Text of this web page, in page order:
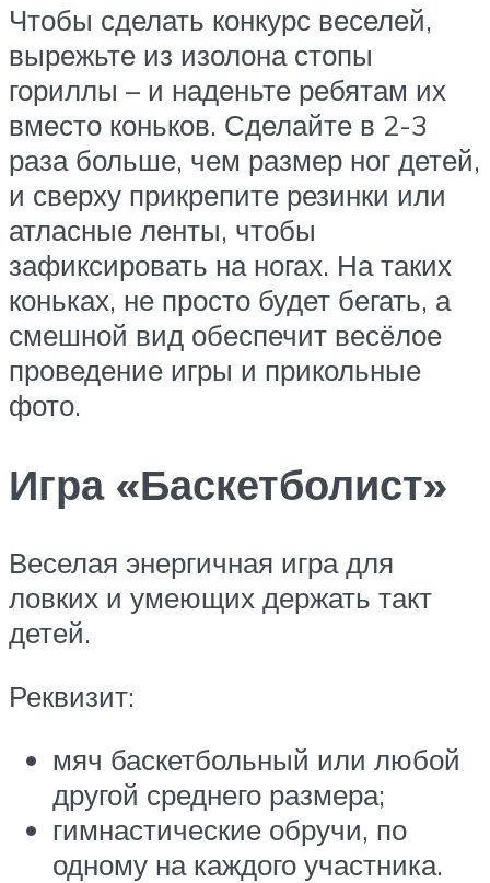
Чтобы сделать конкурс веселей,
вырежьте из изолона стопы
гориллы – и наденьте ребятам их
вместо коньков. Сделайте в 2-3
раза больше, чем размер ног детей,
и сверху прикрепите резинки или
атласные ленты, чтобы
зафиксировать на ногах. На таких
коньках, не просто будет бегать, а
смешной вид обеспечит весёлое
проведение игры и прикольные
фото.
Игра «Баскетболист»
Веселая энергичная игра для
ловких и умеющих держать такт
детей.
Реквизит:
мяч баскетбольный или любой
другой среднего размера;
гимнастические обручи, по
одному на каждого участника.